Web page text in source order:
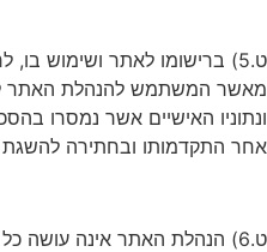
ט.5) ברישומו לאתר ושימוש בו,
מאשר המשתמש להנהלת האתר
ונתוניו האישיים אשר נמסרו
אחר התקדמותו ובחתירה להשגת
ט.6) הנהלת האתר אינה עושה